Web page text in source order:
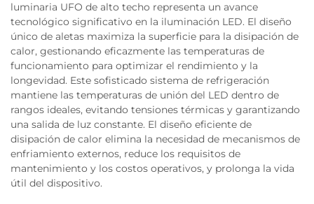
luminaria UFO de alto techo representa un avance
tecnológico significativo en la iluminación LED. El diseño
único de aletas maximiza la superficie para la disipación de
calor, gestionando eficazmente las temperaturas de
funcionamiento para optimizar el rendimiento y la
longevidad. Este sofisticado sistema de refrigeración
mantiene las temperaturas de unión del LED dentro de
rangos ideales, evitando tensiones térmicas y garantizando
una salida de luz constante. El diseño eficiente de
disipación de calor elimina la necesidad de mecanismos de
enfriamiento externos, reduce los requisitos de
mantenimiento y los costos operativos, y prolonga la vida
útil del dispositivo.